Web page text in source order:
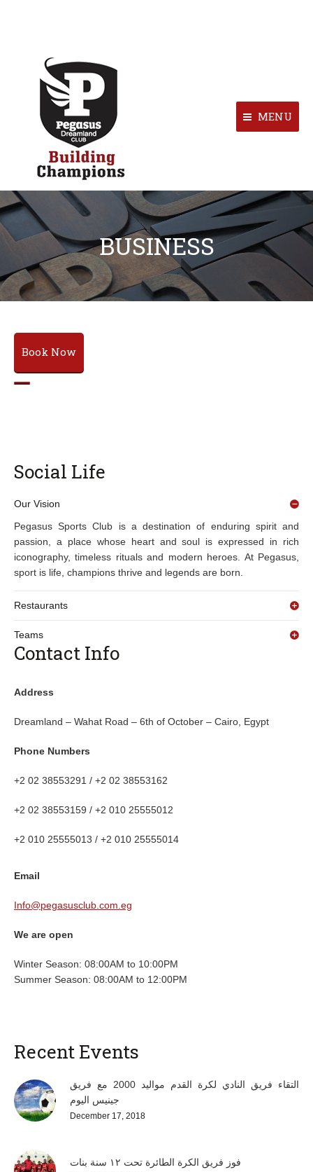
MENU
BUSINESS
Book Now
Social Life
Our Vision
Pegasus Sports Club is a destination of enduring spirit and
passion, a place whose heart and soul is expressed in rich
iconography, timeless rituals and modern heroes. At Pegasus,
sport is life, champions thrive and legends are born.
Restaurants
Teams
Contact Info
Address
Dreamland – Wahat Road – 6th of October – Cairo, Egypt
Phone Numbers
+2 02 38553291 / +2 02 38553162
+2 02 38553159 / +2 010 25555012
+2 010 25555013 / +2 010 25555014
Email
Info@pegasusclub.com.eg
We are open
Winter Season: 08:00AM to 10:00PM
Summer Season: 08:00AM to 12:00PM
Recent Events
التقاء فريق النادي لكرة القدم مواليد 2000 مع فريق
جينيس اليوم
December 17, 2018
فوز فريق الكرة الطائرة تحت ١٢ سنة بنات